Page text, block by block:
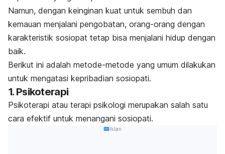
Namun, dengan keinginan kuat untuk sembuh dan
kemauan menjalani pengobatan, orang-orang dengan
karakteristik sosiopat tetap bisa menjalani hidup dengan
baik.
Berikut ini adalah metode-metode yang umum dilakukan
untuk mengatasi kepribadian sosiopati.
1. Psikoterapi
Psikoterapi atau terapi psikologi merupakan salah satu
cara efektif untuk menangani sosiopati.
Iklan